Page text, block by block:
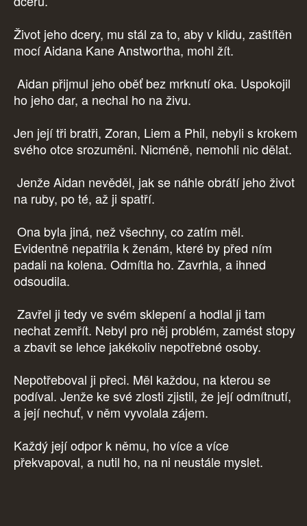
Život jeho dcery, mu stál za to, aby v klidu, zaštítěn
mocí Aidana Kane Anstwortha, mohl žít.
Aidan přijmul jeho oběť bez mrknutí oka. Uspokojil
ho jeho dar, a nechal ho na živu.
Jen její tři bratři, Zoran, Liem a Phil, nebyli s krokem
svého otce srozuměni. Nicméně, nemohli nic dělat.
Jenže Aidan nevěděl, jak se náhle obrátí jeho život
na ruby, po té, až ji spatří.
Ona byla jiná, než všechny, co zatím měl.
Evidentně nepatřila k ženám, které by před ním
padali na kolena. Odmítla ho. Zavrhla, a ihned
odsoudila.
Zavřel ji tedy ve svém sklepení a hodlal ji tam
nechat zemřít. Nebyl pro něj problém, zamést stopy
a zbavit se lehce jakékoliv nepotřebné osoby.
Nepotřeboval ji přeci. Měl každou, na kterou se
podíval. Jenže ke své zlosti zjistil, že její odmítnutí,
a její nechuť, v něm vyvolala zájem.
Každý její odpor k němu, ho více a více
překvapoval, a nutil ho, na ni neustále myslet.